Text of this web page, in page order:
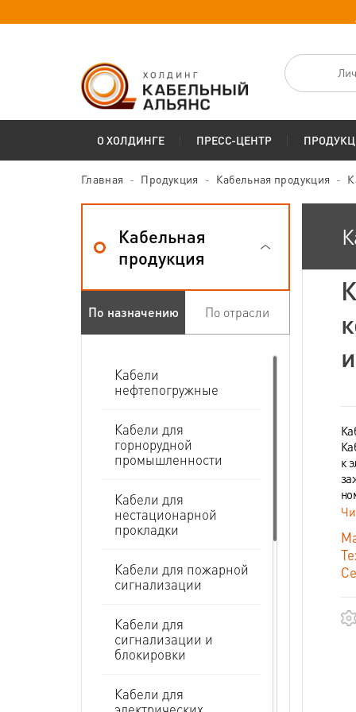
О ХОЛДИНГЕ ПРЕСС-ЦЕНТР
Главная Продукция Кабельная продукция
Кабельная
продукция
По назначению По отрасли
Кабели
нефтепогружные
Кабели для
горнорудной
промышленности
Кабели для
нестационарной
прокладки
Кабели для пожарной
сигнализации
Кабели для
сигнализации и
блокировки
Кабели для
к